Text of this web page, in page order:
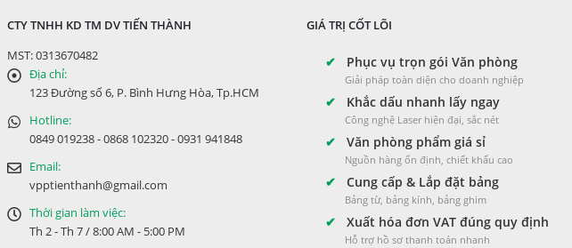
CTY TNHH KD TM DV TIẾN THÀNH
MST: 0313670482
Địa chỉ:
123 Đường số 6, P. Bình Hưng Hòa, Tp.HCM
Hotline:
0849 019238 - 0868 102320 - 0931 941848
Email:
vpptienthanh@gmail.com
Thời gian làm việc:
Th 2 - Th 7 / 8:00 AM - 5:00 PM
GIÁ TRỊ CỐT LÕI
✔ Phục vụ trọn gói Văn phòng
Giải pháp toàn diện cho doanh nghiệp
✔ Khắc dấu nhanh lấy ngay
Công nghệ Laser hiện đại, sắc nét
✔ Văn phòng phẩm giá sỉ
Nguồn hàng ổn định, chiết khấu cao
✔ Cung cấp & Lắp đặt bảng
Bảng từ, bảng kính, bảng ghim
✔ Xuất hóa đơn VAT đúng quy định
Hỗ trợ hồ sơ thanh toán nhanh